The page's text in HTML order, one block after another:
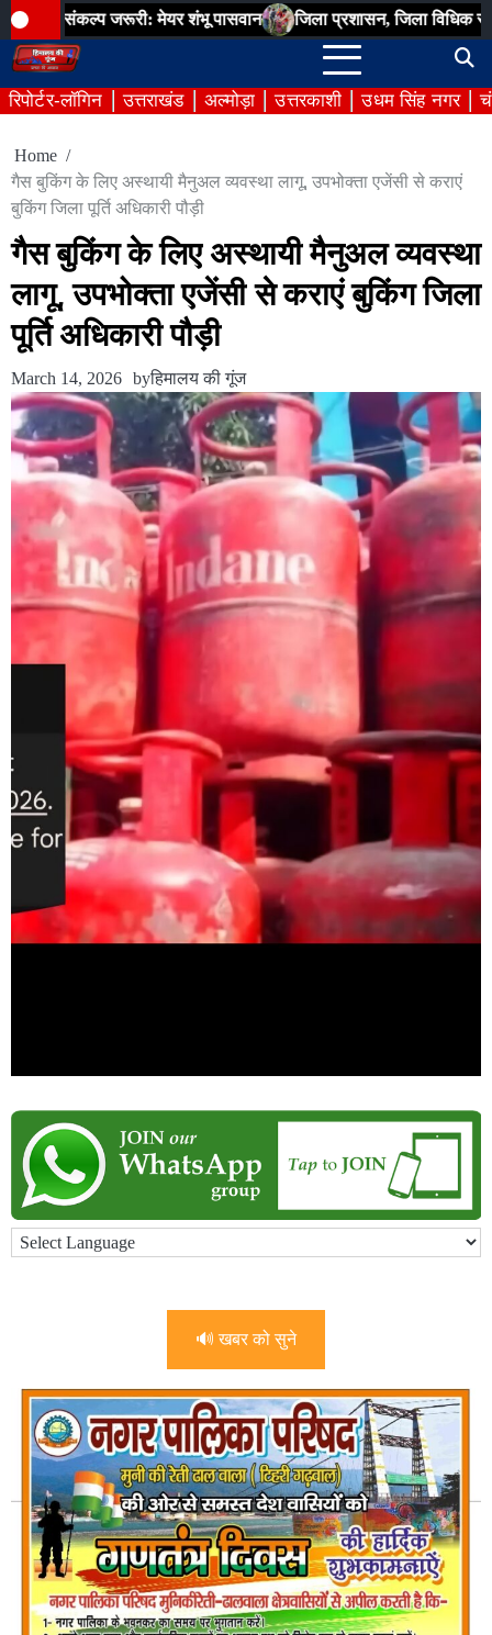
Skip
to
content
जरूरी: मेयर शंभू पासवान जिला प्रशासन, जिला विधिक सेवा
रिपोर्टर-लॉगिन उत्तराखंड अल्मोड़ा उत्तरकाशी उधम सिंह नगर
Home
गैस बुकिंग के लिए अस्थायी मैनुअल व्यवस्था लागू, उपभोक्ता एजेंसी से कराएं
बुकिंग जिला पूर्ति अधिकारी पौड़ी
गैस बुकिंग के लिए अस्थायी मैनुअल व्यवस्था
लागू, उपभोक्ता एजेंसी से कराएं बुकिंग जिला
पूर्ति अधिकारी पौड़ी
March 14, 2026 byहिमालय की गूंज
🔊 खबर को सुने